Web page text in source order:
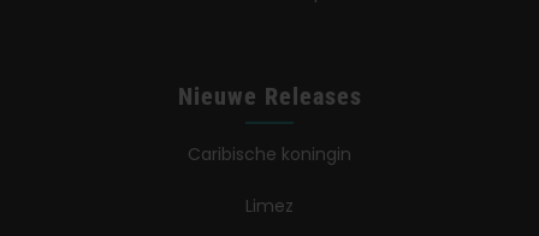
Nieuwe Releases
Caribische koningin
Limez